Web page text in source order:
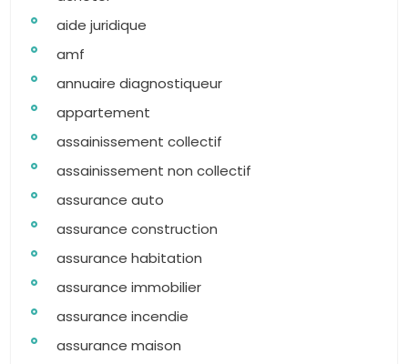
aide juridique
amf
annuaire diagnostiqueur
appartement
assainissement collectif
assainissement non collectif
assurance auto
assurance construction
assurance habitation
assurance immobilier
assurance incendie
assurance maison